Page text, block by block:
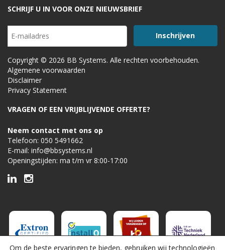
SCHRIJF U IN VOOR ONZE NIEUWSBRIEF
Copyright © 2026 BB Systems. Alle rechten voorbehouden.
Algemene voorwaarden
Disclaimer
Privacy Statement
VRAGEN OF EEN VRIJBLIJVENDE OFFERTE?
Neem contact met ons op
Telefoon: 050 5491662
E-mail: info@bbsystems.nl
Openingstijden: ma t/m vr 8:00-17:00
Om de beste ervaringen te bieden, gebruiken wij technologieën